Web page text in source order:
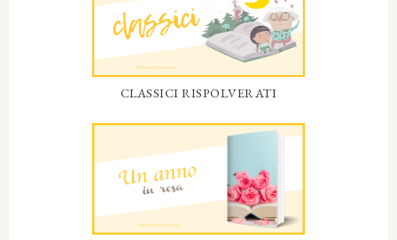
CLASSICI RISPOLVERATI